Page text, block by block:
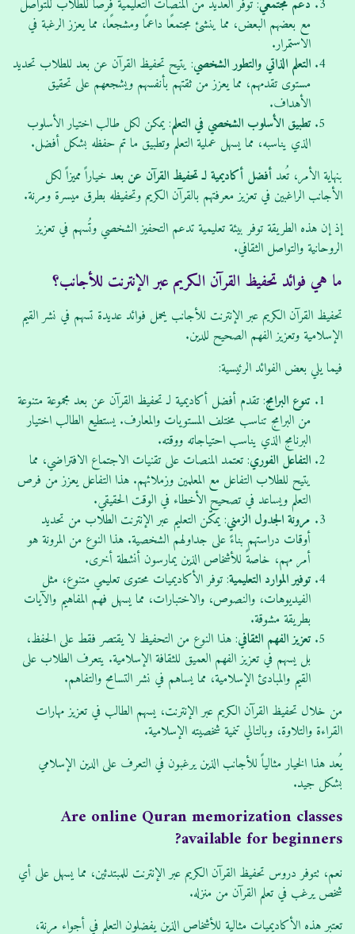
دعم مجتمعي: توفر العديد من المنصات التعليمية فرصًا للطلاب للتواصل
مع بعضهم البعض، مما ينشئ مجتمعًا داعمًا ومشجعًا، مما يعزز الرغبة في
الاستمرار.
التعلم الذاتي والتطور الشخصي: يتيح تحفيظ القرآن عن بعد للطلاب تحديد
مستوى تقدمهم، مما يعزز من ثقتهم بأنفسهم ويشجعهم على تحقيق
الأهداف.
تطبيق الأسلوب الشخصي في التعلم: يمكن لكل طالب اختيار الأسلوب
الذي يناسبه، مما يسهل عملية التعلم وتطبيق ما تم حفظه بشكل أفضل.
بنهاية الأمر، تُعد أفضل أكاديمية لـ تحفيظ القرآن عن بعد خياراً مميزاً لكل
الأجانب الراغبين في تعزيز معرفتهم بالقرآن الكريم وتحفيظه بطرق ميسرة ومرنة.
إذ إن هذه الطريقة توفر بيئة تعليمية تدعم التحفيز الشخصي وتُسهم في تعزيز
الروحانية والتواصل الثقافي.
ما هي فوائد تحفيظ القرآن الكريم عبر الإنترنت للأجانب؟
تحفيظ القرآن الكريم عبر الإنترنت للأجانب يحمل فوائد عديدة تسهم في نشر القيم
الإسلامية وتعزيز الفهم الصحيح للدين.
فيما يلي بعض الفوائد الرئيسية:
تنوع البرامج: تقدم أفضل أكاديمية لـ تحفيظ القرآن عن بعد مجموعة متنوعة
من البرامج تناسب مختلف المستويات والمعارف. يستطيع الطالب اختيار
البرنامج الذي يناسب احتياجاته ووقته.
التفاعل الفوري: تعتمد المنصات على تقنيات الاجتماع الافتراضي، مما
يتيح للطلاب التفاعل مع المعلمين وزملائهم. هذا التفاعل يعزز من فرص
التعلم ويساعد في تصحيح الأخطاء في الوقت الحقيقي.
مرونة الجدول الزمني: يمكّن التعليم عبر الإنترنت الطلاب من تحديد
أوقات دراستهم بناءً على جداولهم الشخصية. هذا النوع من المرونة هو
أمر مهم، خاصةً للأشخاص الذين يمارسون أنشطة أخرى.
توفير الموارد التعليمية: توفر الأكاديميات محتوى تعليمي متنوع، مثل
الفيديوهات، والنصوص، والاختبارات، مما يسهل فهم المفاهيم والآيات
بطريقة مشوقة.
تعزيز الفهم الثقافي: هذا النوع من التحفيظ لا يقتصر فقط على الحفظ،
بل يسهم في تعزيز الفهم العميق للثقافة الإسلامية. يتعرف الطلاب على
القيم والمبادئ الإسلامية، مما يساهم في نشر التسامح والتفاهم.
من خلال تحفيظ القرآن الكريم عبر الإنترنت، يسهم الطالب في تعزيز مهارات
القراءة والتلاوة، وبالتالي تنمية شخصيته الإسلامية.
يُعد هذا الخيار مثالياً للأجانب الذين يرغبون في التعرف على الدين الإسلامي
بشكل جيد.
Are online Quran memorization classes
available for beginners?
نعم، تتوفر دروس تحفيظ القرآن الكريم عبر الإنترنت للمبتدئين، مما يسهل على أي
شخص يرغب في تعلم القرآن من منزله.
تعتبر هذه الأكاديميات مثالية للأشخاص الذين يفضلون التعلم في أجواء مرنة،